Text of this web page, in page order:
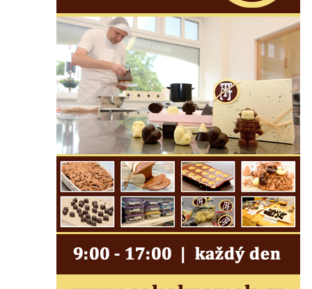
Pomník J. V. Kamarýta v Krumlovské ulici ve
Velešíně
Pamětní deska arcibiskupa Micara ve
vstupu do poutního místa Římov
Plastika Koule v Gutenbergově ulici v
Liberci
Pamětní deska Vojtěcha Kocmicha na
domě čp. 37 v ulici Betlém v Římově
Pomník na paměť zrušení roboty v Plavu
Socha vodníka v Plavu
Socha svatého Jana Nepomuckého v
Fischera na domě čp. 5/16 na třídě 9.